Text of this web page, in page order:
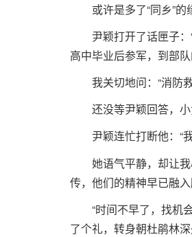
或许是多了“同乡”
尹颖打开了话匣子
高中毕业后参军，到部
我关切地问：“消防
还没等尹颖回答，
尹颖连忙打断他：“
她语气平静，却让
传，他们的精神早已融
“时间不早了，找机
了个礼，转身朝杜鹃林深